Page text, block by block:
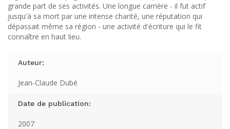
grande part de ses activités. Une longue carrière - il fut actif
jusqu'à sa mort par une intense charité, une réputation qui
dépassait même sa région - une activité d'écriture qui le fit
connaître en haut lieu.
Auteur:
Jean-Claude Dubé
Date de publication:
2007